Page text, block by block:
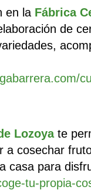
en la Fábrica
de
Lozoyate
a cosechar
casa para
tu-propia-